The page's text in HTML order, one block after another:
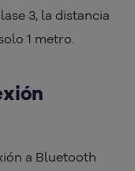
3, la distancia
1 metro.
a Bluetooth